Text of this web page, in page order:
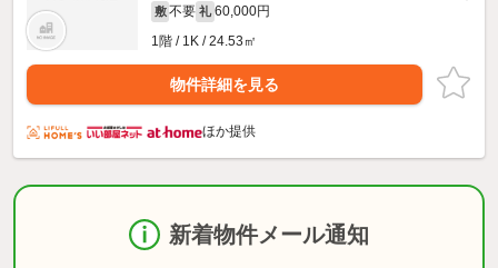
敷 不要 礼 60,000円
1階 / 1K / 24.53㎡
物件詳細を見る
ほか提供
新着物件メール通知